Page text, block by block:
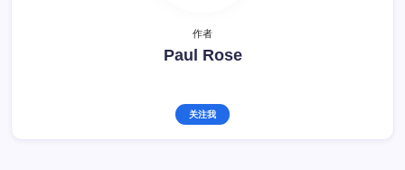
作者
Paul Rose
关注我